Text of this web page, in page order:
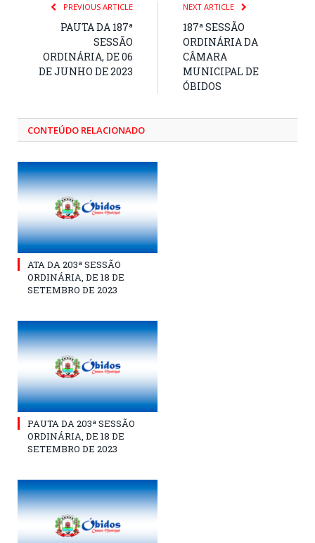
PREVIOUS ARTICLE
PAUTA DA 187ª
SESSÃO
ORDINÁRIA, DE 06
DE JUNHO DE 2023
NEXT ARTICLE
187ª SESSÃO
ORDINÁRIA DA
CÂMARA
MUNICIPAL DE
ÓBIDOS
CONTEÚDO RELACIONADO
ATA DA 203ª SESSÃO
ORDINÁRIA, DE 18 DE
SETEMBRO DE 2023
PAUTA DA 203ª SESSÃO
ORDINÁRIA, DE 18 DE
SETEMBRO DE 2023